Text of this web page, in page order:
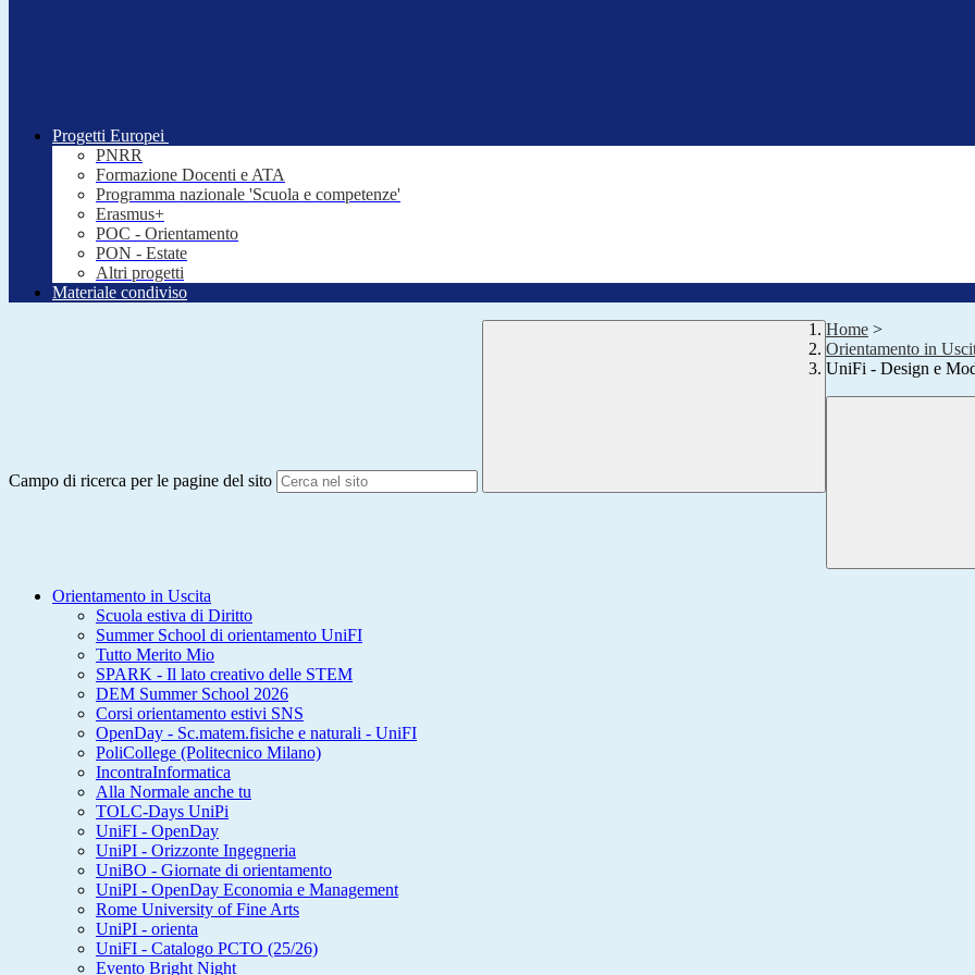
Progetti Europei
PNRR
Formazione Docenti e ATA
Programma nazionale 'Scuola e competenze'
Erasmus+
POC - Orientamento
PON - Estate
Altri progetti
Materiale condiviso
Campo di ricerca per le pagine del sito
Home >
Orientamento in
UniFi - Design e
Orientamento in Uscita
Scuola estiva di Diritto
Summer School di orientamento UniFI
Tutto Merito Mio
SPARK - Il lato creativo delle STEM
DEM Summer School 2026
Corsi orientamento estivi SNS
OpenDay - Sc.matem.fisiche e naturali - UniFI
PoliCollege (Politecnico Milano)
IncontraInformatica
Alla Normale anche tu
TOLC-Days UniPi
UniFI - OpenDay
UniPI - Orizzonte Ingegneria
UniBO - Giornate di orientamento
UniPI - OpenDay Economia e Management
Rome University of Fine Arts
UniPI - orienta
UniFI - Catalogo PCTO (25/26)
Evento Bright Night